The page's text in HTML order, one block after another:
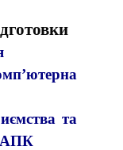
та
АПК